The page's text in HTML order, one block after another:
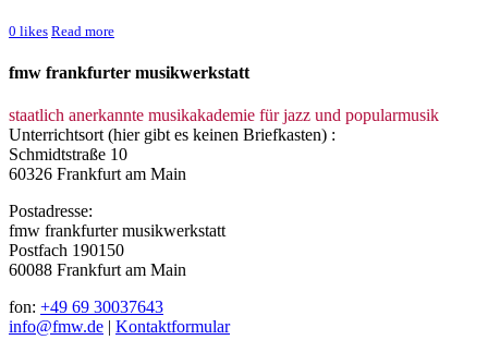
0 likes Read more
fmw frankfurter musikwerkstatt
staatlich anerkannte musikakademie für jazz und popularmusik
Unterrichtsort (hier gibt es keinen Briefkasten) :
Schmidtstraße 10
60326 Frankfurt am Main
Postadresse:
fmw frankfurter musikwerkstatt
Postfach 190150
60088 Frankfurt am Main
fon: +49 69 30037643
info@fmw.de | Kontaktformular